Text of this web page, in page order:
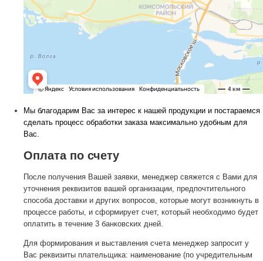
Мы благодарим Вас за интерес к нашей продукции и постараемся
сделать процесс обработки заказа максимально удобным для
Вас.
Оплата по счету
После получения Вашей заявки, менеджер свяжется с Вами для
уточнения реквизитов вашей организации, предпочтительного
способа доставки и других вопросов, которые могут возникнуть в
процессе работы, и сформирует счет, который необходимо будет
оплатить в течение 3 банковских дней.
Для формирования и выставления счета менеджер запросит у
Вас реквизиты плательщика: наименование (по учредительным